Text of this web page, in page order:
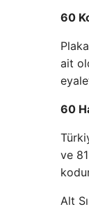
60
ait
60
ve
Alt